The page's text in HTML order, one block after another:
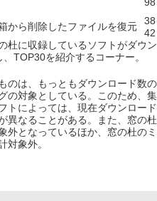
から削除したファイルを復元
38
42
杜に収録しているソフトがダウン
TOP30を紹介するコーナー。
のは、もっともダウンロード数の
の対象としている。このため、集
トによっては、現在ダウンロード
異なることがある。また、窓の杜
外となっているほか、窓の杜のミ
対象外。